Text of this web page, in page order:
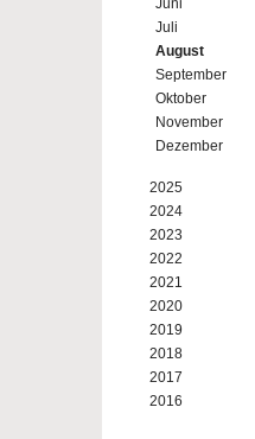
Juni
Juli
August
September
Oktober
November
Dezember
2025
2024
2023
2022
2021
2020
2019
2018
2017
2016